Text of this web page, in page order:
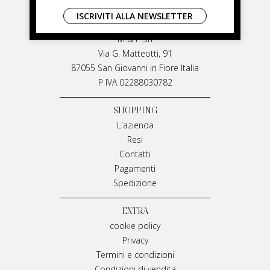
LIVIANA MIRARCHI
M & P Srl
Via G. Matteotti, 91
87055 San Giovanni in Fiore Italia
P IVA 02288030782
SHOPPING
L'azienda
Resi
Contatti
Pagamenti
Spedizione
EXTRA
cookie policy
Privacy
Termini e condizioni
ISCRIVITI ALLA NEWSLETTER